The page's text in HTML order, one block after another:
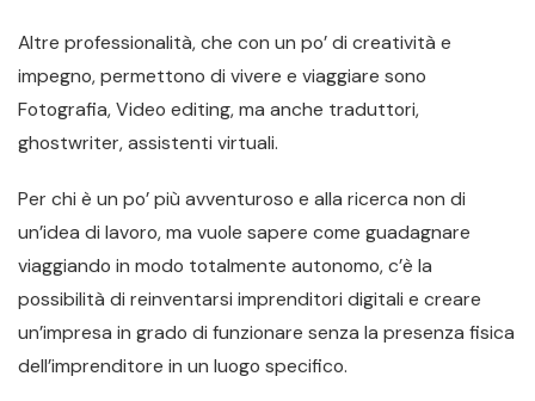
Altre professionalità, che con un po’ di creatività e
impegno, permettono di vivere e viaggiare sono
Fotografia, Video editing, ma anche traduttori,
ghostwriter, assistenti virtuali.
Per chi è un po’ più avventuroso e alla ricerca non di
un’idea di lavoro, ma vuole sapere come guadagnare
viaggiando in modo totalmente autonomo, c’è la
possibilità di reinventarsi imprenditori digitali e creare
un’impresa in grado di funzionare senza la presenza fisica
dell’imprenditore in un luogo specifico.